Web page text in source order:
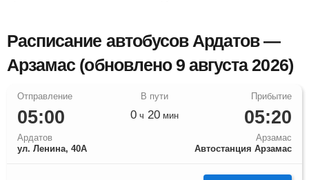
Расписание автобусов Ардатов —
Арзамас (обновлено 9 августа 2026)
05:00
Ардатов
ул. Ленина, 40А
05:20
Арзамас
Автостанция Арзамас
0 ч 20 мин